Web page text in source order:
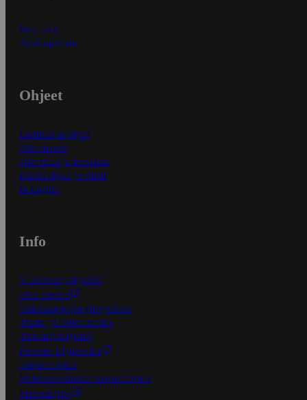
Myymälät
Asiakaspalvelu
Ohjeet
Ensitilaajan ohjeet
Näin maksat
Näin tilaat ja muokkaat
Kaikki ohjeet ja vinkit
In English
Info
S-Business yrityksille
Oiva-raportit
Osuuskauppojen yhteystiedot
Tilaus- ja toimitusehdot
Tietosuojakäytäntö
Palvelun käyttöehdot
Saavutettavuus
Mobiilisovelluksen saavutettavuus
Mainostajalle